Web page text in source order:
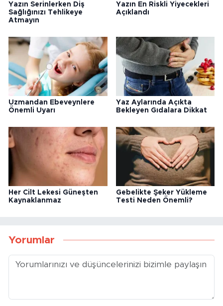
Yazın Serinlerken Diş
Sağlığınızı Tehlikeye
Atmayın
Yazın En Riskli Yiyecekleri
Açıklandı
Uzmandan Ebeveynlere
Önemli Uyarı
Yaz Aylarında Açıkta
Bekleyen Gıdalara Dikkat
Her Cilt Lekesi Güneşten
Kaynaklanmaz
Gebelikte Şeker Yükleme
Testi Neden Önemli?
Yorumlar